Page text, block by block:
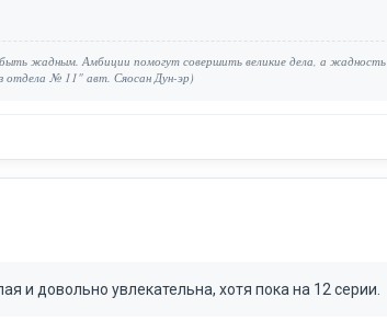
жадным. Амбиции помогут совершить великие дела, а жадность
отдела № 11" авт. Сяосан Дун-эр)
и довольно увлекательна, хотя пока на 12 серии.